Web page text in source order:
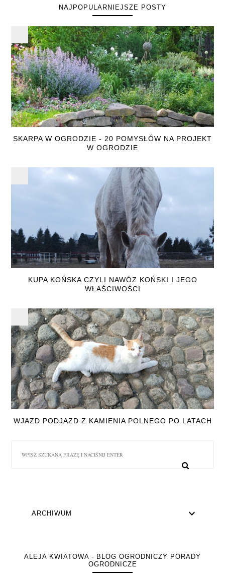
NAJPOPULARNIEJSZE POSTY
SKARPA W OGRODZIE - 20 POMYSŁÓW NA PROJEKT
W OGRODZIE
KUPA KOŃSKA CZYLI NAWÓZ KOŃSKI I JEGO
WŁAŚCIWOŚCI
WJAZD PODJAZD Z KAMIENIA POLNEGO PO LATACH
ARCHIWUM
ALEJA KWIATOWA - BLOG OGRODNICZY PORADY
OGRODNICZE